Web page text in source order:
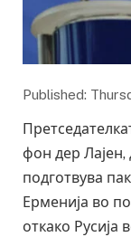
Published:
фон дер Лајен,
подготвува
Ерменија во
откако Русија